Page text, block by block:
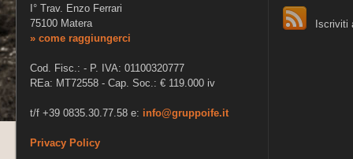
I° Trav. Enzo Ferrari
75100 Matera
» come raggiungerci
Cod. Fisc.: - P. IVA: 01100320777
REa: MT72558 - Cap. Soc.: € 119.000 iv
t/f +39 0835.30.77.58 e: info@gruppoife.it
Privacy Policy
Iscriviti